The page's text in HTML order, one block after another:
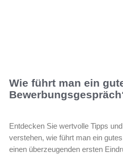
Wie führt man ein
Entdecken Sie wertvolle Tipps
verstehen, wie führt man ein
einen überzeugenden ersten